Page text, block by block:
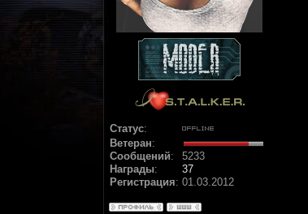
Статус:
Ветеран:
Сообщений:
5233
Награды:
37
Регистрация: 01.03.2012